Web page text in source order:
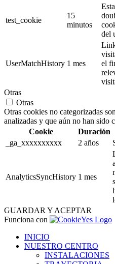
test_cookie
15
minutos
del
UserMatchHistory 1 mes
el
Otras
Otras
Otras cookies no categorizadas
analizadas y que aún no han sido
Cookie
Duración
_ga_xxxxxxxxxx
2 años
AnalyticsSyncHistory 1 mes
GUARDAR Y ACEPTAR
Funciona con
INICIO
NUESTRO CENTRO
INSTALACIONES